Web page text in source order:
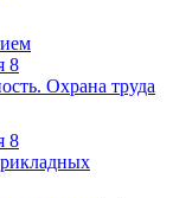
8
Охрана труда
8